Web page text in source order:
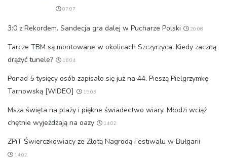
07:07
3:0 z Rekordem. Sandecja gra dalej w Pucharze Polski 20:08
Tarcze TBM są montowane w okolicach Szczyrzyca. Kiedy zaczną
drążyć tunele?
16:04
Ponad 5 tysięcy osób zapisało się już na 44. Pieszą Pielgrzymkę
Tarnowską [WIDEO]
15:03
Msza święta na plaży i piękne świadectwo wiary. Młodzi wciąż
chętnie wyjeżdżają na oazy
14:02
ZPiT Świerczkowiacy ze Złotą Nagrodą Festiwalu w Bułgarii
14:02